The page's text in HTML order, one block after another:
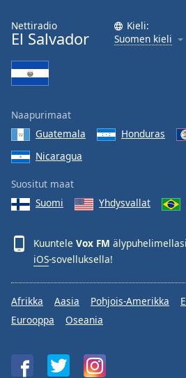
Nettiradio
El Salvador
Kieli:
Suomen kieli
Naapurimaat
Guatemala
Honduras
Nicaragua
Suositut maat
Suomi
Yhdysvallat
Kuuntele Vox FM
iOS-sovelluksella!
Afrikka Aasia Pohjois-Amerikka
Eurooppa
Oseania